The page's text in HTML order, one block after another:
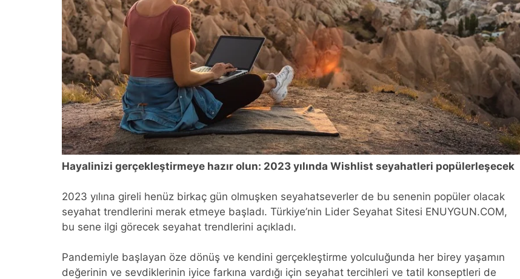
Hayalinizi gerçekleştirmeye hazır olun: 2023 yılında Wishlist seyahatleri popülerleşecek
2023 yılına gireli henüz birkaç gün olmuşken seyahatseverler de bu senenin popüler olacak
seyahat trendlerini merak etmeye başladı. Türkiye’nin Lider Seyahat Sitesi ENUYGUN.COM,
bu sene ilgi görecek seyahat trendlerini açıkladı.
Pandemiyle başlayan öze dönüş ve kendini gerçekleştirme yolculuğunda her birey yaşamın
değerinin ve sevdiklerinin iyice farkına vardığı için seyahat tercihleri ve tatil konseptleri de